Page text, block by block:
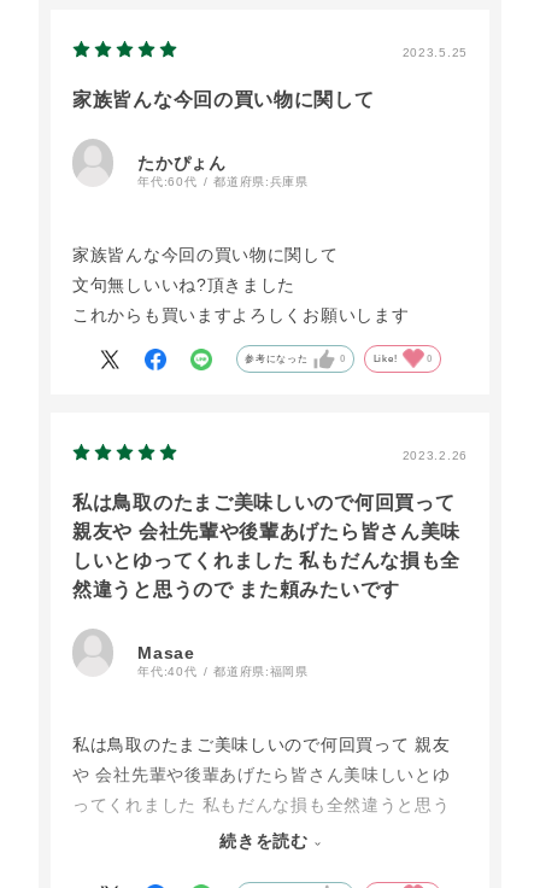
トは双子の卵がほとんどの大きな卵で、それと同
め位のサイズで、大きさに関しては期待とちょっ
と違いました。
でも、卵の美味しさと黄身の濃いさは抜群なので
自宅でも卵かけご飯をはじめとして大事に大事に
いただき満足しました。
今度は大きな卵が欲しい時には、事前に相談して
購入したいと思います。
2023.5.25
家族皆んな今回の買い物に関して
たかぴょん
年代:60代 都道府県:兵庫県
家族皆んな今回の買い物に関して
文句無しいいね?頂きました
これからも買いますよろしくお願いします
参考になった 0 Like! 0
2023.2.26
私は鳥取のたまご美味しいので何回買って
親友や 会社先輩や後輩あげたら皆さん美味
しいとゆってくれました 私もだんな損も全
然違うと思うので また頼みたいです
Masae
年代:40代 都道府県:福岡県
私は鳥取のたまご美味しいので何回買って 親友
や 会社先輩や後輩あげたら皆さん美味しいとゆ
ってくれました 私もだんな損も全然違うと思う
ので また頼みたいです続きを読む